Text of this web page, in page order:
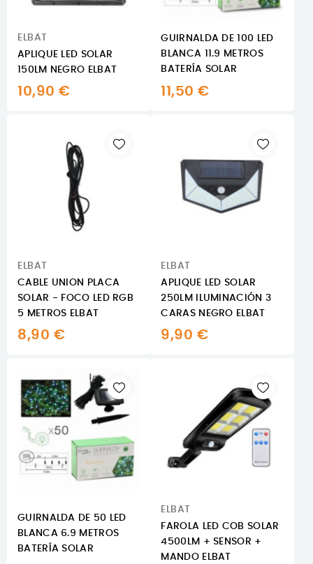
ELBAT
APLIQUE LED SOLAR
150LM NEGRO ELBAT
10,90 €
GUIRNALDA DE 100 LED
BLANCA 11.9 METROS
BATERÍA SOLAR
11,50 €
ELBAT
CABLE UNION PLACA
SOLAR - FOCO LED RGB
5 METROS ELBAT
8,90 €
ELBAT
APLIQUE LED SOLAR
250LM ILUMINACIÓN 3
CARAS NEGRO ELBAT
9,90 €
GUIRNALDA DE 50 LED
BLANCA 6.9 METROS
BATERÍA SOLAR
ELBAT
FAROLA LED COB SOLAR
4500LM + SENSOR +
MANDO ELBAT